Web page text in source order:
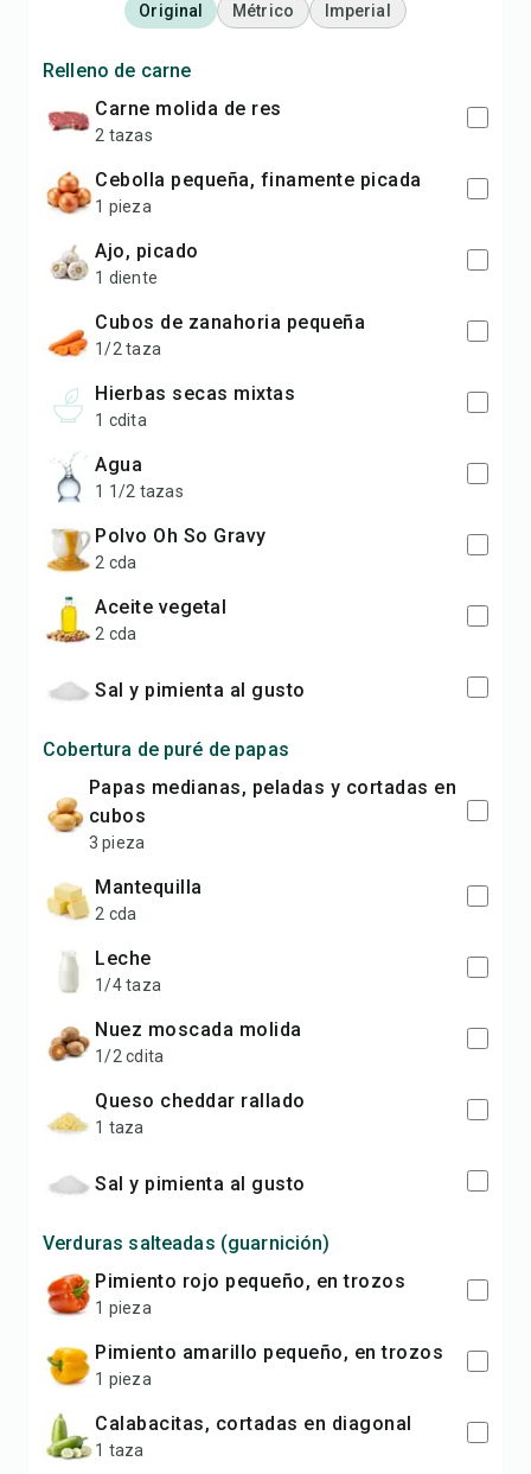
Original Métrico Imperial
Relleno de carne
carne molida de res
2 tazas
cebolla pequeña, finamente picada
1 pieza
ajo, picado
1 diente
cubos de zanahoria pequeña
1/2 taza
hierbas secas mixtas
1 cdita
agua
1 1/2 tazas
polvo Oh So Gravy
2 cda
aceite vegetal
2 cda
sal y pimienta al gusto
Cobertura de puré de papas
papas medianas, peladas y cortadas en
cubos
3 pieza
mantequilla
2 cda
leche
1/4 taza
nuez moscada molida
1/2 cdita
queso cheddar rallado
1 taza
sal y pimienta al gusto
Verduras salteadas (guarnición)
pimiento rojo pequeño, en trozos
1 pieza
pimiento amarillo pequeño, en trozos
1 pieza
calabacitas, cortadas en diagonal
1 taza